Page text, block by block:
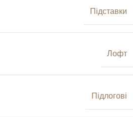
Підставки
Лофт
Підлогові